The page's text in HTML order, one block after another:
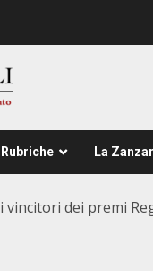
Rubriche La
vincitori dei premi